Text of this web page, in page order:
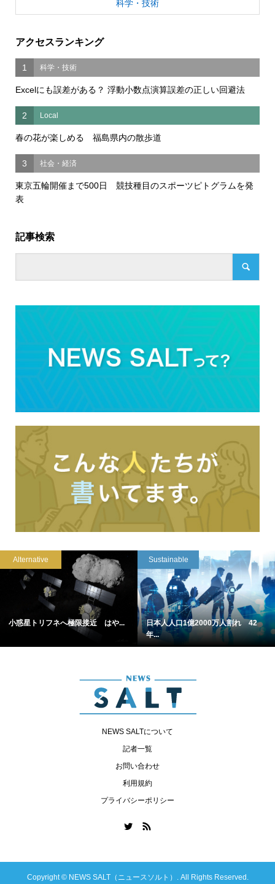
科学・技術
アクセスランキング
1 科学・技術
Excelにも誤差がある？ 浮動小数点演算誤差の正しい回避法
2 Local
春の花が楽しめる 福島県内の散歩道
3 社会・経済
東京五輪開催まで500日 競技種目のスポーツピトグラムを発
表
記事検索
Alternative
小惑星トリフネへ極限接近 はや...
Sustainable
日本人人口1億2000万人割れ 42
年...
NEWS SALTについて
記者一覧
お問い合わせ
利用規約
プライバシーポリシー
Copyright ©NEWS SALT（ニュースソルト）. All Rights Reserved.